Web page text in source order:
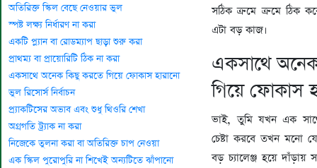
অতিরিক্ত স্কিল বেছে নেওয়ার ভুল
স্পষ্ট লক্ষ্য নির্ধারণ না করা
একটি প্ল্যান বা রোডম্যাপ ছাড়া শুরু করা
প্রাথম্য বা প্রায়োরিটি ঠিক না করা
একসাথে অনেক কিছু করতে গিয়ে ফোকাস হারানো
ভুল রিসোর্স নির্বাচন
প্র্যাকটিসের অভাব এবং শুধু থিওরি শেখা
অগ্রগতি ট্র্যাক না করা
নিজেকে তুলনা করা বা অতিরিক্ত চাপ নেওয়া
এক স্কিল পুরোপুরি না শিখেই অন্যটিতে ঝাঁপানো
সঠিক ক্রমে ক্রমে ঠিক
এটা বড় কাজ।
একসাথে
গিয়ে ফোকাস
ভাই, তুমি যখন এক
চেষ্টা করবে তখন মনো
বড় চ্যালেঞ্জ হয়ে দাঁড়ায়